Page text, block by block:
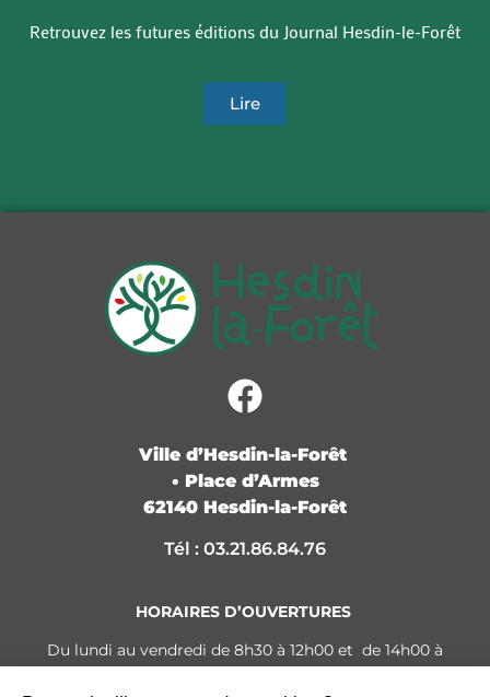
Retrouvez les futures éditions du Journal Hesdin-le-Forêt
Lire
Ville d’Hesdin-la-Forêt
• Place d’Armes
62140 Hesdin-la-Forêt
Tél : 03.21.86.84.76
HORAIRES D’OUVERTURES
Du lundi au vendredi de 8h30 à 12h00 et de 14h00 à
17h30